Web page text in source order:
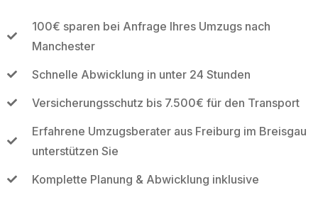
100€ sparen bei Anfrage Ihres Umzugs nach
Manchester
Schnelle Abwicklung in unter 24 Stunden
Versicherungsschutz bis 7.500€ für den Transport
Erfahrene Umzugsberater aus Freiburg im Breisgau
unterstützen Sie
Komplette Planung & Abwicklung inklusive